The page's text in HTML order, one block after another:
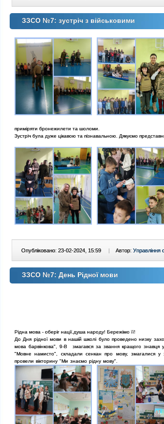
ЗЗСО №7: зустріч з військовими
приміряти бронежилети та шоломи.
Зустріч була дуже цікавою та пізнавальною. Дякуємо
Опубліковано: 23-02-2024, 15:59 | Автор: Управління
ЗЗСО №7: День Рідної мови
Рідна мова - оберіг нації,душа народу! Бережімо її!
До Дня рідної мови в нашій школі було проведено низку
мова барвінкова", 9-В змагався за звання кращого знавця
"Мовне намисто", складали сенкан про мову, змагалися у
провели вікторину "Ми знаємо рідну мову".